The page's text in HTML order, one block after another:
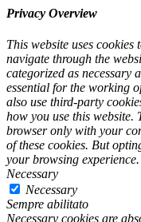
Privacy Overview
This website uses
navigate through the
categorized as necessary
essential for the working
also use third-party
how you use this website.
browser only with your
of these cookies. But
your browsing experience.
Necessary
Necessary
Sempre abilitato
Necessary cookies are